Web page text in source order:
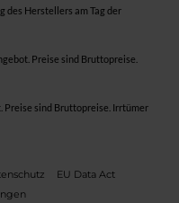
des Herstellers am Tag der
Preise sind Bruttopreise.
Preise sind Bruttopreise. Irrtümer
EU Data Act